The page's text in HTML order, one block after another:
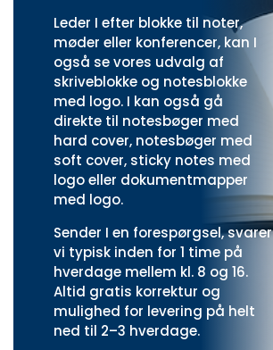
Leder I efter blokke til noter,
møder eller konferencer, kan I
også se vores udvalg af
skriveblokke og notesblokke
med logo. I kan også gå
direkte til notesbøger med
hard cover, notesbøger med
soft cover, sticky notes med
logoeller dokumentmapper
med logo.
Sender I en forespørgsel, svarer
vi typisk inden for 1 time på
hverdage mellem kl. 8 og 16.
Altid gratis korrektur og
mulighed for levering på helt
ned til 2–3 hverdage.